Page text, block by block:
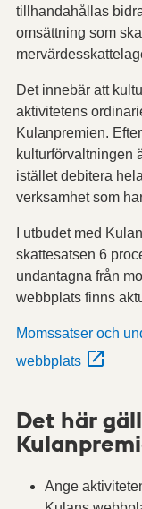
tillhandahållas
omsättning som
Det innebär att
aktivitetens
Kulanpremien.
kulturförvaltningen
istället debitera
verksamhet som
I utbudet med
skattesatsen 6
undantagna från
webbplats finns
Momssatser och
webbplats
Det här
Ange